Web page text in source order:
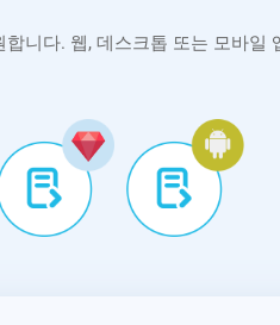
합니다. 웹, 데스크톱 또는 모바일